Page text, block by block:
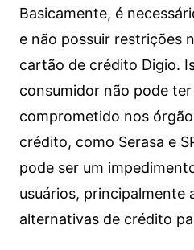
Basicamente, é
e não possuir restrições
cartão de crédito Digio.
consumidor não pode
comprometido nos
crédito, como Serasa e
pode ser um
usuários, principalmente
alternativas de crédito